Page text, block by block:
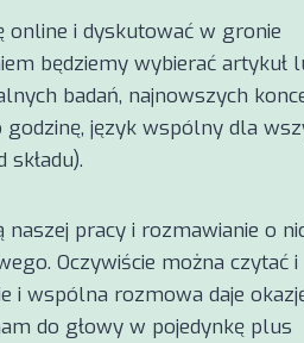
online i dyskutować w gronie
będziemy wybierać artykuł
badań, najnowszych
język wspólny dla
pracy i rozmawianie o
Oczywiście można czytać i
i wspólna rozmowa daje
do głowy w pojedynkę plus